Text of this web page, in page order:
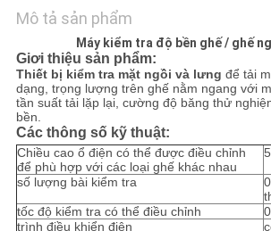
CÁC
VỤ
ÁN
SƠ
ĐỒ
TRANG
WEB
Mô tả sản phẩm
Máy kiểm tra độ bền ghế / ghế
Giơi thiệu sản phẩm:
Thiết bị kiểm tra mặt ngồi và lưng để tải
dạng, trọng lượng trên ghế nằm ngang với
tần suất tải lặp lại, cường độ băng thử
bền.
Các thông số kỹ thuật:
Chiều cao ổ điện có thể được điều chỉnh
để phù hợp với các loại ghế khác nhau
số lượng bài kiểm tra
tốc độ kiểm tra có thể điều chỉnh
trình điều khiển điện